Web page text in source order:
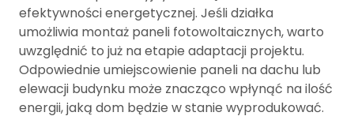
efektywności energetycznej. Jeśli działka
umożliwia montaż paneli fotowoltaicznych, warto
uwzględnić to już na etapie adaptacji projektu.
Odpowiednie umiejscowienie paneli na dachu lub
elewacji budynku może znacząco wpłynąć na ilość
energii, jaką dom będzie w stanie wyprodukować.